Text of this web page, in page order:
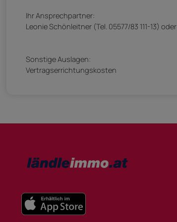
Ihr Ansprechpartner:
Leonie Schönleitner (Tel. 05577/83 111-13) oder
Sonstige Auslagen:
Vertragserrichtungskosten